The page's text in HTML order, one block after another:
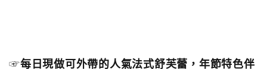
☞每日現做可外帶的人氣法式舒芙蕾，年節特色伴